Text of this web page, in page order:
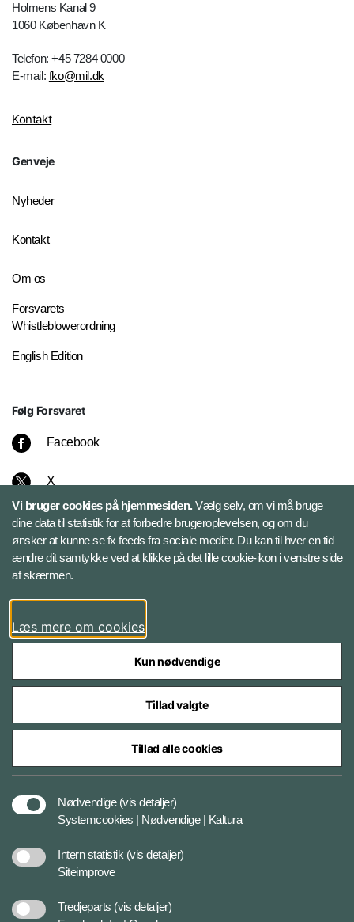
Holmens Kanal 9
1060 København K
Telefon: +45 7284 0000
E-mail: fko@mil.dk
Kontakt
Genveje
Nyheder
Kontakt
Om os
Forsvarets
Whistleblowerordning
English Edition
Følg Forsvaret
Facebook
X
Instagram
Bluesky
LinkedIn
Styrelser og myndigheder under Forsvarsministeriet
Vi bruger cookies på hjemmesiden.Vælg selv, om vi må bruge
dine data til statistik for at forbedre brugeroplevelsen, og om du
ønsker at kunne se fx feeds fra sociale medier. Du kan til hver en tid
ændre dit samtykke ved at klikke på det lille cookie-ikon i venstre side
af skærmen.
Læs mere om cookies
Kun nødvendige
Tillad valgte
Tillad alle cookies
Nødvendige (vis detaljer)
Systemcookies | Nødvendige | Kaltura
Intern statistik (vis detaljer)
Siteimprove
Tredjeparts (vis detaljer)